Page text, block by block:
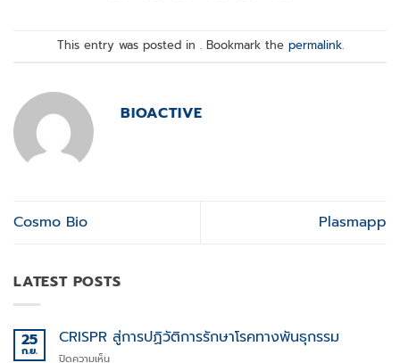
This entry was posted in . Bookmark the permalink.
BIOACTIVE
Cosmo Bio Plasmapp
LATEST POSTS
25
ก.ย.
CRISPR สู่การปฏิวัติการรักษาโรคทางพันธุกรรม
ปิดความเห็นบน